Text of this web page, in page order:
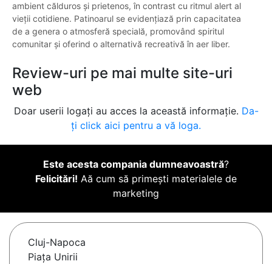
ambient călduros și prietenos, în contrast cu ritmul alert al
vieții cotidiene. Patinoarul se evidențiază prin capacitatea
de a genera o atmosferă specială, promovând spiritul
comunitar și oferind o alternativă recreativă în aer liber.
Review-uri pe mai multe site-uri
web
Doar userii logați au acces la această informație. Da-
ți click aici pentru a vă loga.
Este acesta compania dumneavoastră?
Felicitări! Aă cum să primești materialele de
marketing
Cluj-Napoca
Piața Unirii